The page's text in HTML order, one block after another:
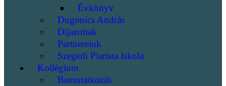
Évkönyv
Dugonics András
Díjazottak
Partnereink
Szegedi Piarista Iskola
Kollégium
Bemutatkozás